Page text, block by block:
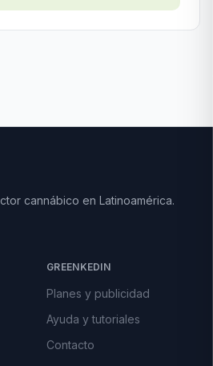
cannábico en Latinoamérica.
GREENKEDIN
Planes y publicidad
Ayuda y tutoriales
Contacto